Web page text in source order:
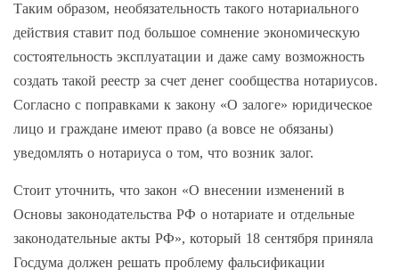
Таким образом, необязательность такого нотариального
действия ставит под большое сомнение экономическую
состоятельность эксплуатации и даже саму возможность
создать такой реестр за счет денег сообщества нотариусов.
Согласно с поправками к закону «О залоге» юридическое
лицо и граждане имеют право (а вовсе не обязаны)
уведомлять о нотариуса о том, что возник залог.
Стоит уточнить, что закон «О внесении изменений в
Основы законодательства РФ о нотариате и отдельные
законодательные акты РФ», который 18 сентября приняла
Госдума должен решать проблему фальсификации